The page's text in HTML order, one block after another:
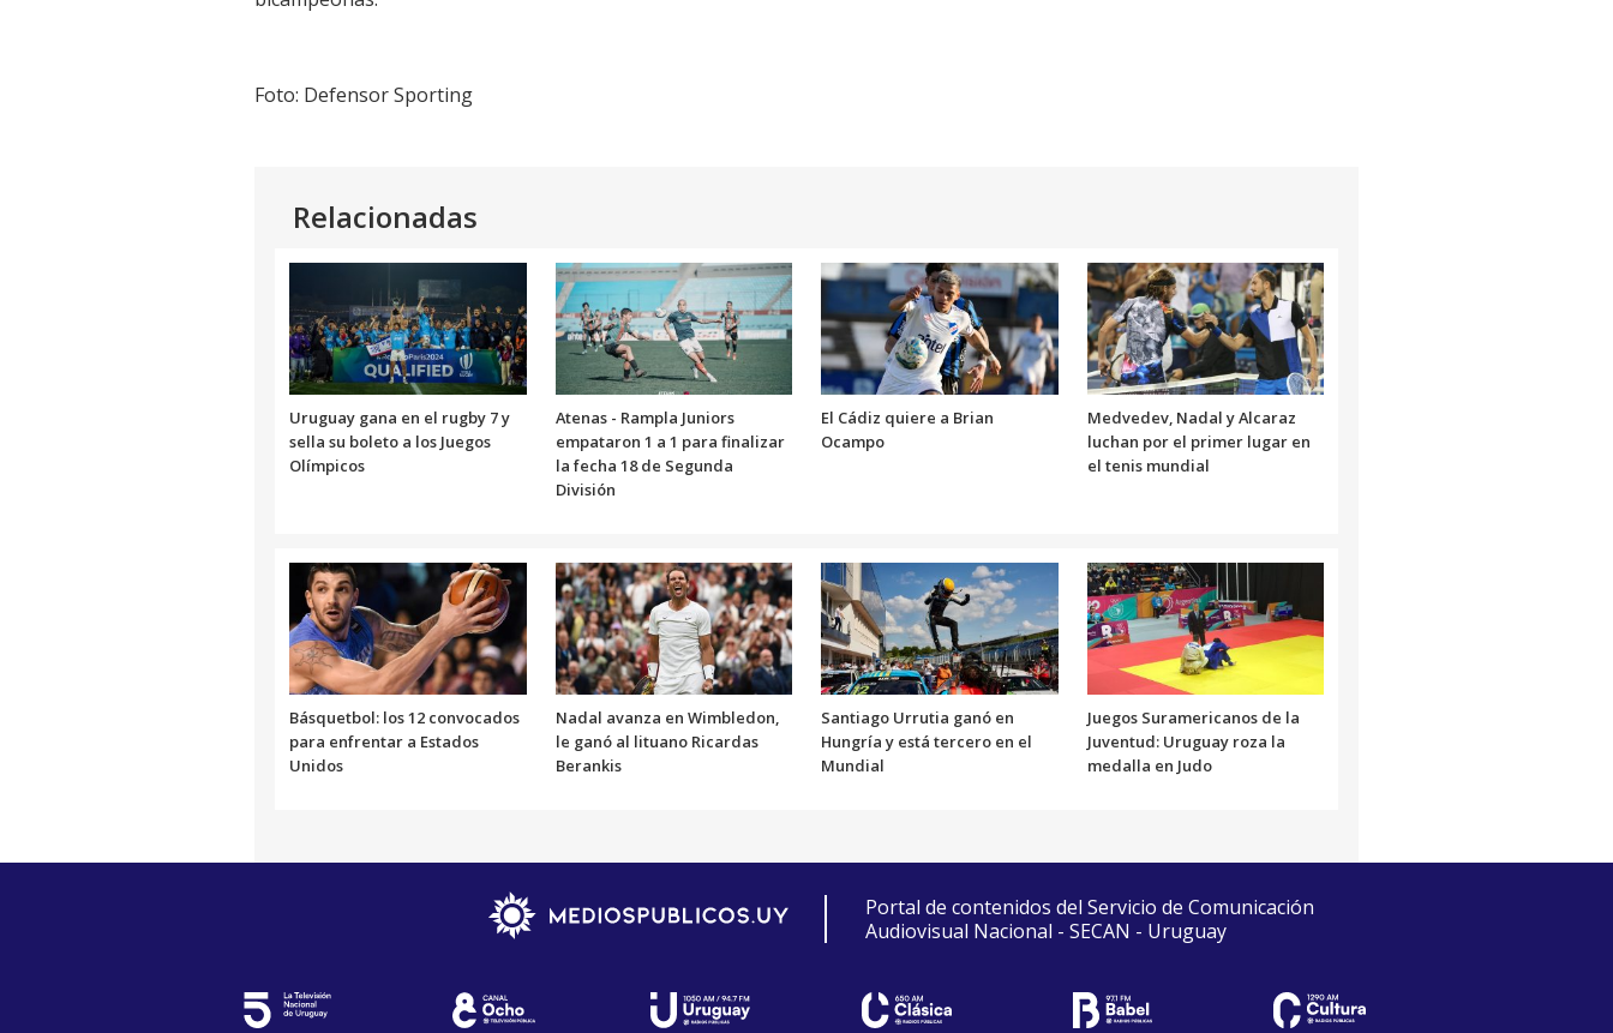
Foto: Defensor Sporting
Relacionadas
Uruguay gana en el rugby 7 y
sella su boleto a los Juegos
Olímpicos
Atenas - Rampla Juniors
empataron 1 a 1 para finalizar
la fecha 18 de Segunda
División
El Cádiz quiere a Brian
Ocampo
Medvedev, Nadal y Alcaraz
luchan por el primer lugar en
el tenis mundial
Básquetbol: los 12 convocados
para enfrentar a Estados
Unidos
Nadal avanza en Wimbledon,
le ganó al lituano Ricardas
Berankis
Santiago Urrutia ganó en
Hungría y está tercero en el
Mundial
Juegos Suramericanos de la
Juventud: Uruguay roza la
medalla en Judo
Portal de contenidos del Servicio de Comunicación
Audiovisual Nacional - SECAN - Uruguay